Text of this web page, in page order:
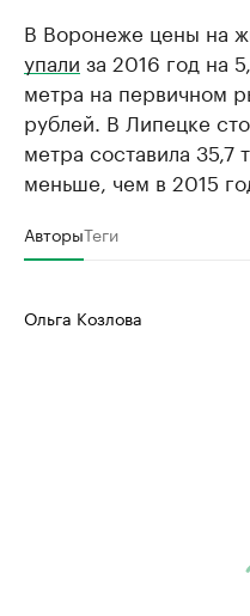
В Воронеже цены на
упали за 2016 год на
метра на первичном
рублей. В Липецке
метра составила 35,7
меньше, чем в 2015
АвторыТеги
Ольга Козлова